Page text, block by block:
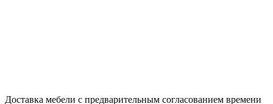
Доставка мебели с предварительным согласованием времени